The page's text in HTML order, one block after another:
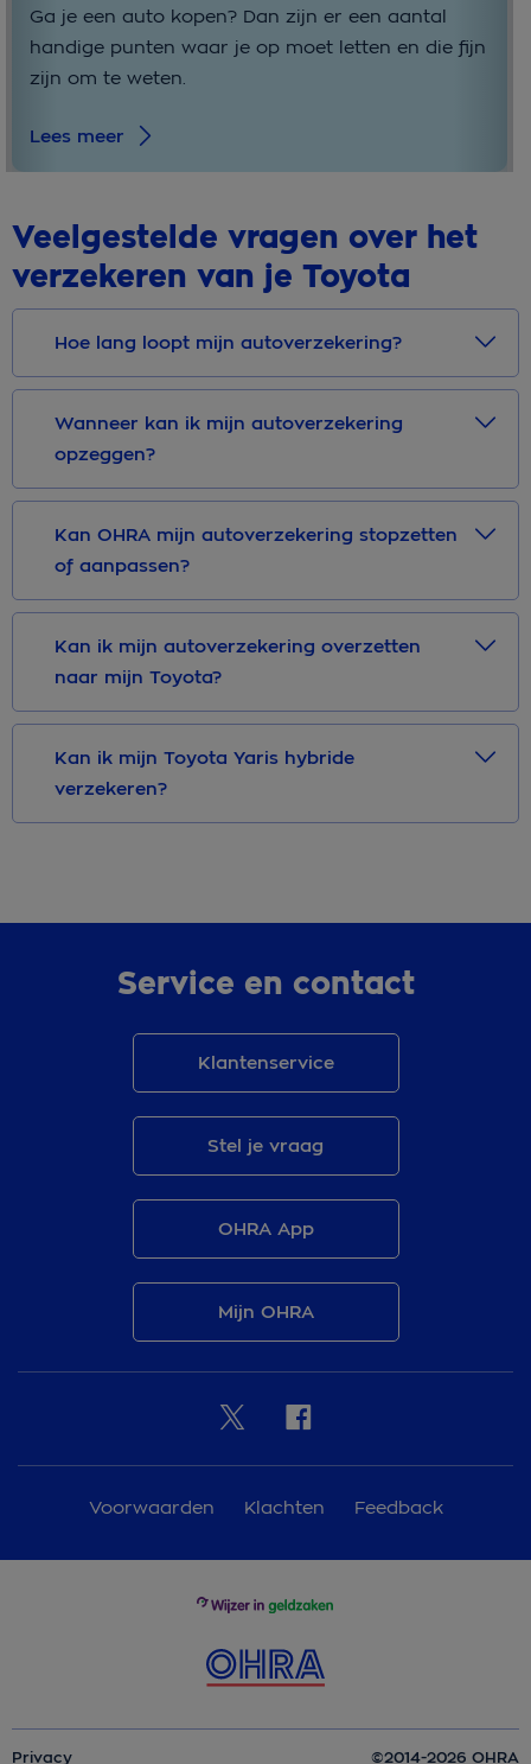
Ga je een auto kopen? Dan zijn er een aantal
handige punten waar je op moet letten en die fijn
zijn om te weten.
Lees meer
Veelgestelde vragen over het
verzekeren van je Toyota
Hoe lang loopt mijn autoverzekering?
Wanneer kan ik mijn autoverzekering
opzeggen?
Kan OHRA mijn autoverzekering stopzetten
of aanpassen?
Kan ik mijn autoverzekering overzetten
naar mijn Toyota?
Kan ik mijn Toyota Yaris hybride
verzekeren?
Service en contact
Klantenservice
Stel je vraag
OHRA App
Mijn OHRA
Voorwaarden Klachten Feedback
Privacy ©2014-2026 OHRA